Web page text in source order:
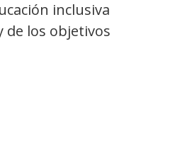
inclusiva
de los objetivos